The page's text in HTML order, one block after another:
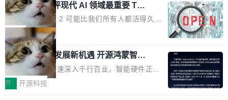
功率段机身尺寸十分紧凑的1600W电源产品。小
巧机身有效提升市面主流标准A...
业化营销服务的需求从未如此迫切。 但市场扩容
的同时,服务商的竞争逻辑正在改变。2026年Top
Agency年度合辑的观察指出,“产品”这个离消费
者最近的载体,在整个品牌营销层面的权重显著变
高了。全域营销服务商的竞争正在从规模转向深
度,案例厚度、全域覆盖、多线协同...
n 这条推文引发了广泛讨论。他不是在说风凉
话，他是说出了一个圈内人尽皆知但很少公开捅
破的事实。 Jordan 随后补充了一句软化声明：
「我不认为这些会议上大部分论文都在过度宣传
或造假。问题是，作为读者，如果你筛选出那些
看起来最令人兴奋的论文，那它们大部分都是过
度宣传的。」 这才是真正的痛点。不是所有论文
都有问题，是最吸引眼球的那批论文最有问题。
xAI 前工程师评现代 AI 领域最重要 Top
3 开源项目
Flash Attention 2 可能比我们所有人都活得久。
这句话不是来自某个技术博客，而是出自 Hieu
Pham 的一条推文。Hieu Pham 是谁？他是 xAI
的早期工程师之一，在 Grok 训练基础设施团队
工作过。近日他在 X 上发了一条帖子，列出了他
认为现代 AI 领域最重要的三个开源项目。 第一
局
共商智能硬件发展新机遇 开源鸿蒙智能
硬件开发者日杭州站即将举行
随着万物智联加速深入千行百业，智能硬件正从
单点设备迈向智能化、网联化、协同化发展。作
开 开源科技